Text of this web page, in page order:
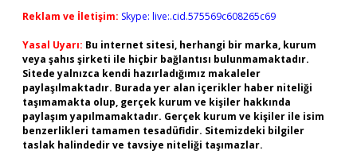
Reklam ve İletişim: Skype: live:.cid.575569c608265c69
Yasal Uyarı: Bu internet sitesi, herhangi bir marka, kurum
veya şahıs şirketi ile hiçbir bağlantısı bulunmamaktadır.
Sitede yalnızca kendi hazırladığımız makaleler
paylaşılmaktadır. Burada yer alan içerikler haber niteliği
taşımamakta olup, gerçek kurum ve kişiler hakkında
paylaşım yapılmamaktadır. Gerçek kurum ve kişiler ile isim
benzerlikleri tamamen tesadüfidir. Sitemizdeki bilgiler
taslak halindedir ve tavsiye niteliği taşımazlar.